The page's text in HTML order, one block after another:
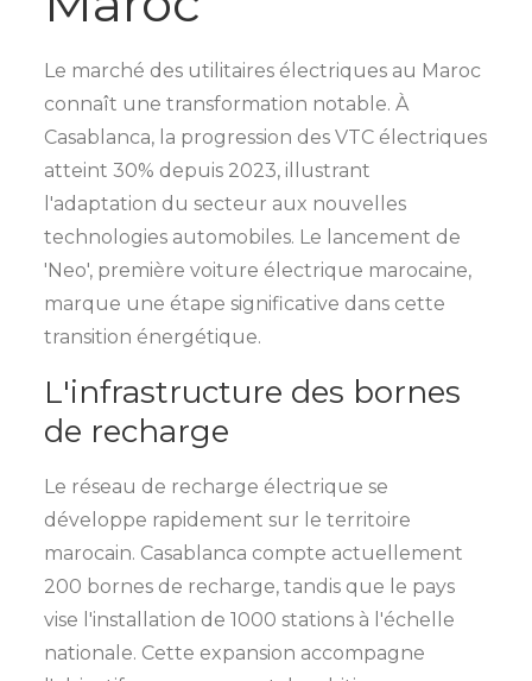
Le marché des utilitaires électriques au Maroc
connaît une transformation notable. À
Casablanca, la progression des VTC électriques
atteint 30% depuis 2023, illustrant
l'adaptation du secteur aux nouvelles
technologies automobiles. Le lancement de
'Neo', première voiture électrique marocaine,
marque une étape significative dans cette
transition énergétique.
L'infrastructure des bornes
de recharge
Le réseau de recharge électrique se
développe rapidement sur le territoire
marocain. Casablanca compte actuellement
200 bornes de recharge, tandis que le pays
vise l'installation de 1000 stations à l'échelle
nationale. Cette expansion accompagne